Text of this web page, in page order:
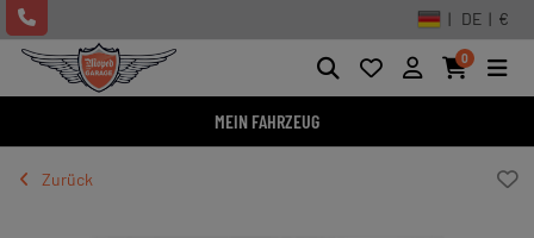
| DE | €
0
MEIN FAHRZEUG
Zurück